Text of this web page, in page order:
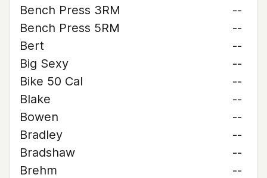
Bench Press 3RM
--
Bench Press 5RM
--
Bert
--
Big Sexy
--
Bike 50 Cal
--
Blake
--
Bowen
--
Bradley
--
Bradshaw
--
Brehm
--